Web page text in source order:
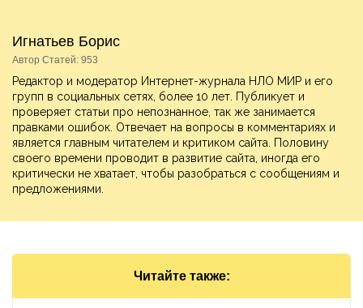
Игнатьев Борис
Автор Статей: 953
Редактор и модератор Интернет-журнала НЛО МИР и его
групп в социальных сетях, более 10 лет. Публикует и
проверяет статьи про непознанное, так же занимается
правками ошибок. Отвечает на вопросы в комментариях и
является главным читателем и критиком сайта. Половину
своего времени проводит в развитие сайта, иногда его
критически не хватает, чтобы разобраться с сообщениям и
предложениями.
Читайте также: